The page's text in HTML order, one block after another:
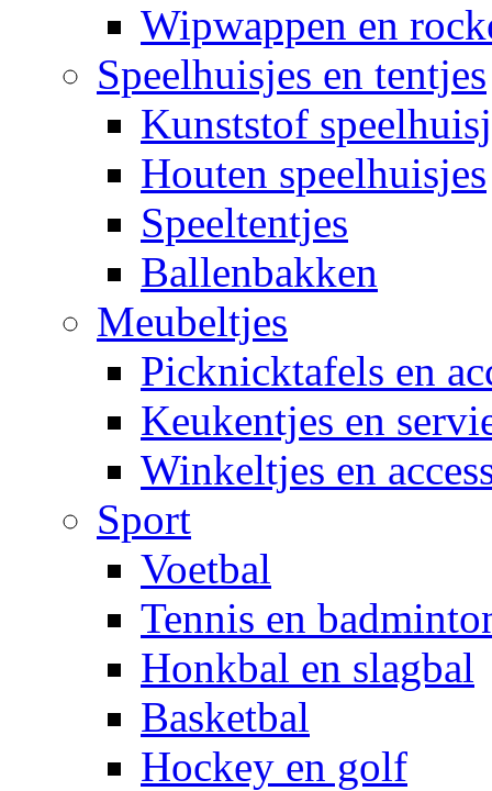
Wipwappen en
Speelhuisjes en tentjes
Kunststof
Houten speelhuisjes
Speeltentjes
Ballenbakken
Meubeltjes
Picknicktafels en
Keukentjes en
Winkeltjes en
Sport
Voetbal
Tennis en
Honkbal en slagbal
Basketbal
Hockey en golf